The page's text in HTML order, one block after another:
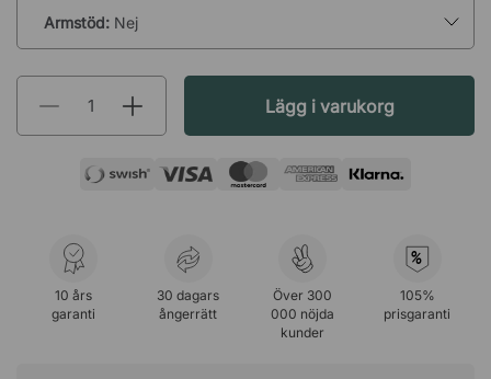
Armstöd: Nej
Lägg i varukorg
10 års
garanti
30 dagars
ångerrätt
Över 300
000 nöjda
kunder
%
105%
prisgaranti